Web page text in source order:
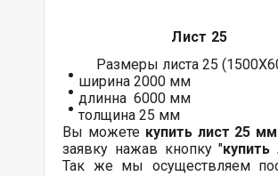
Лист 25
Размеры листа 25
ширина 2000 мм
длинна 6000 мм
толщина 25 мм
Вы можете купить лист 25
заявку нажав кнопку "купить
Так же мы осуществляем